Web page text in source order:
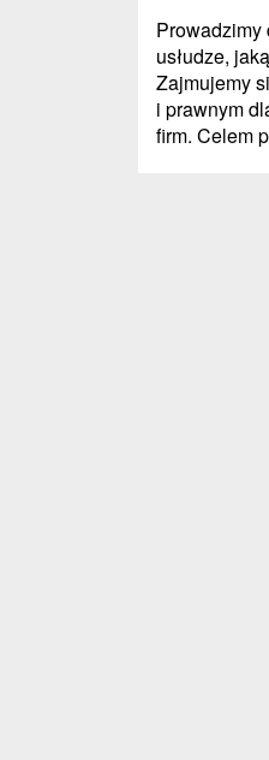
Prowadzimy
usłudze,
Zajmujemy
i prawnym
firm. Celem